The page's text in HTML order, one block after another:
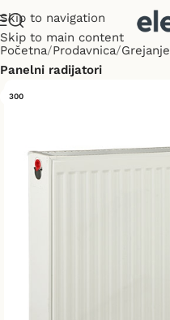
Skip to navigation
Skip to main content
Početna Prodavnica Grejanje
Panelni radijatori
300